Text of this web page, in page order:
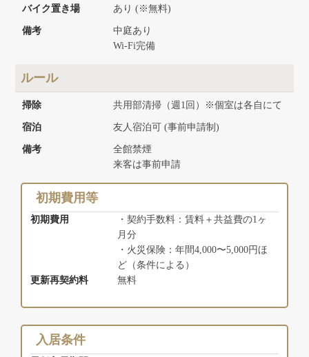
バイク置き場 あり (※無料)
備考
中庭あり
Wi-Fi完備
ルール
掃除 共用部清掃（週1回）※個室は各自にて
宿泊 友人宿泊可 (事前申請制)
備考
全館禁煙
来客は事前申請
初期費用等
初期費用
・契約手数料：賃料＋共益費の1ヶ
月分
・火災保険：年間4,000〜5,000円ほ
ど（条件による）
更新再契約料
無料
入居条件